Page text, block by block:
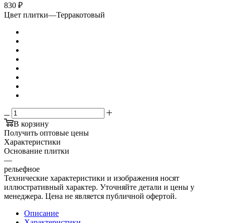
830 ₽
Цвет плитки—Терракотовый
В корзину
Получить оптовые цены
Характеристики
Основание плитки
—
рельефное
Технические характеристики и изображения носят
иллюстративный характер. Уточняйте детали и цены у
менеджера. Цена не является публичной офертой.
Описание